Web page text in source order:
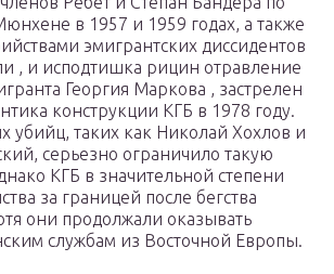
в 1957 и 1959 годах, а также
эмигрантских диссидентов
, и исподтишка рицин отравление
Георгия Маркова , застрелен
конструкции КГБ в 1978 году.
убийц, таких как Николай Хохлов и
серьезно ограничило такую
КГБ в значительной степени
за границей после бегства
они продолжали оказывать
службам из Восточной Европы.